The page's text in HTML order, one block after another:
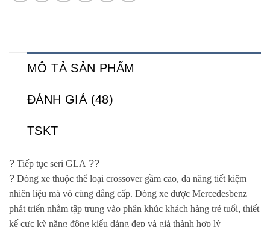
MÔ TẢ SẢN PHẨM
ĐÁNH GIÁ (48)
TSKT
? Tiếp tục seri GLA ??
? Dòng xe thuộc thể loại crossover gầm cao, đa năng tiết kiệm
nhiên liệu mà vô cùng đẳng cấp. Dòng xe được Mercedesbenz
phát triển nhằm tập trung vào phân khúc khách hàng trẻ tuổi, thiết
kế cực kỳ năng động kiểu dáng đẹp và giá thành hợp lý